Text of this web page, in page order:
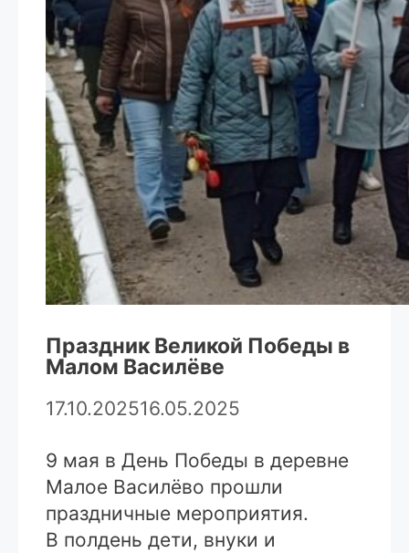
Праздник Великой Победы в
Малом Василёве
17.10.202516.05.2025
9 мая в День Победы в деревне
Малое Василёво прошли
праздничные мероприятия.
В полдень дети, внуки и